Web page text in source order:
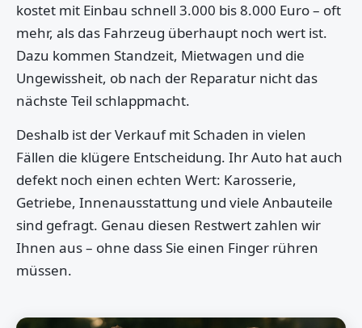
kostet mit Einbau schnell 3.000 bis 8.000 Euro – oft
mehr, als das Fahrzeug überhaupt noch wert ist.
Dazu kommen Standzeit, Mietwagen und die
Ungewissheit, ob nach der Reparatur nicht das
nächste Teil schlappmacht.
Deshalb ist der Verkauf mit Schaden in vielen
Fällen die klügere Entscheidung. Ihr Auto hat auch
defekt noch einen echten Wert: Karosserie,
Getriebe, Innenausstattung und viele Anbauteile
sind gefragt. Genau diesen Restwert zahlen wir
Ihnen aus – ohne dass Sie einen Finger rühren
müssen.